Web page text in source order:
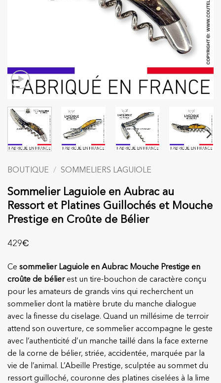
BOUTIQUE / SOMMELIERS LAGUIOLE
Sommelier Laguiole en Aubrac au
Ressort et Platines Guillochés et Mouche
Prestige en Croûte de Bélier
429€
Ce sommelier Laguiole en Aubrac Mouche Prestige en
croûte de bélierest un tire-bouchon de caractère conçu
pour les amateurs de grands vins qui recherchent un
sommelier dont la matière brute du manche dialogue
avec la finesse du ciselage. Quand un millésime de terroir
attend son ouverture, ce sommelier accompagne le geste
avec l’authenticité d’un manche taillé dans la face externe
de la corne de bélier, striée, accidentée, marquée par la
vie de l’animal. L’Abeille Prestige, sculptée au sommet du
ressort guilloché, couronne des platines ciselées à la lime